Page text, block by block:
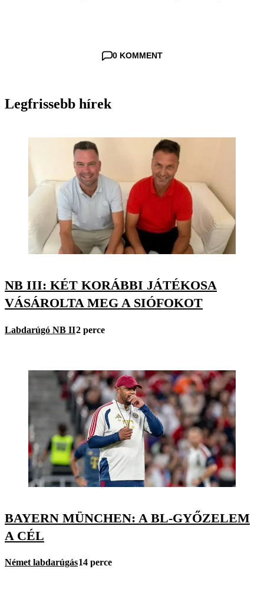
0 KOMMENT
Legfrissebb hírek
NB III: KÉT KORÁBBI JÁTÉKOSA
VÁSÁROLTA MEG A SIÓFOKOT
Labdarúgó NB II2 perce
BAYERN MÜNCHEN: A BL-GYŐZELEM
A CÉL
Német labdarúgás14 perce